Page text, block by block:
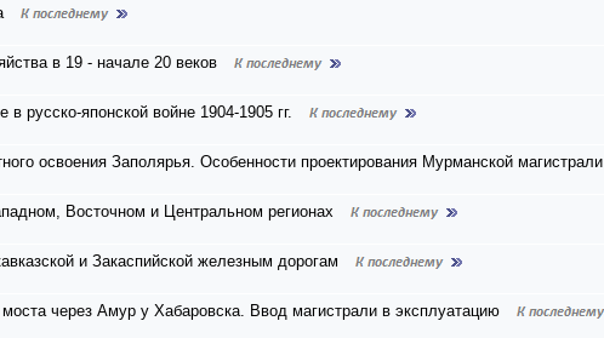
в 19 - начале 20 веков
русско-японской войне 1904-1905 гг.
освоения Заполярья. Особенности проектирования Мурманской магистрали
Восточном и Центральном регионах
и Закаспийской железным дорогам
через Амур у Хабаровска. Ввод магистрали в эксплуатацию